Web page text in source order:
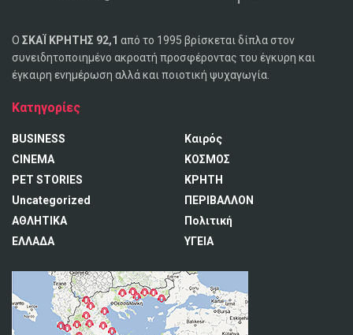
Ο ΣΚΑΪ ΚΡΗΤΗΣ 92,1 από το 1995 βρίσκεται δίπλα στον
συνειδητοποιημένο ακροατή προσφέροντας του έγκυρη και
έγκαιρη ενημέρωση αλλά και ποιοτική ψυχαγωγία.
Κατηγορίες
BUSINESS
CINEMA
PET STORIES
Uncategorized
ΑΘΛΗΤΙΚΑ
ΕΛΛΑΔΑ
Καιρός
ΚΟΣΜΟΣ
ΚΡΗΤΗ
ΠΕΡΙΒΑΛΛΟΝ
Πολιτική
ΥΓΕΙΑ